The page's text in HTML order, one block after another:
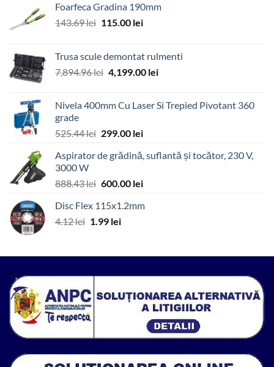
Foarfeca Gradina 190mm
143.69lei Prețul
fost:
143.69 lei.
115.00 leiPrețul
115.00 lei.
Trusa scule demontat rulmenti
7,894.96lei Prețul
fost:
4,199.00 leiPrețul
4,199.00 lei.
Nivela 400mm Cu Laser Si Trepied Pivotant 360
grade
525.44lei Prețul
a
525.44 lei.
299.00 leiPrețul
este:
Aspirator de grădină, suflantă și tocător, 230 V,
3000 W
888.43lei Prețul
a
fost:
600.00 leiPrețul
este:
Disc Flex 115x1.2mm
4.12lei Prețul
fost:
1.99 leiPrețul
1.99 lei.